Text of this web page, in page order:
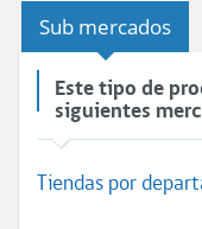
Sub mercados
Este tipo de
siguientes
Tiendas por